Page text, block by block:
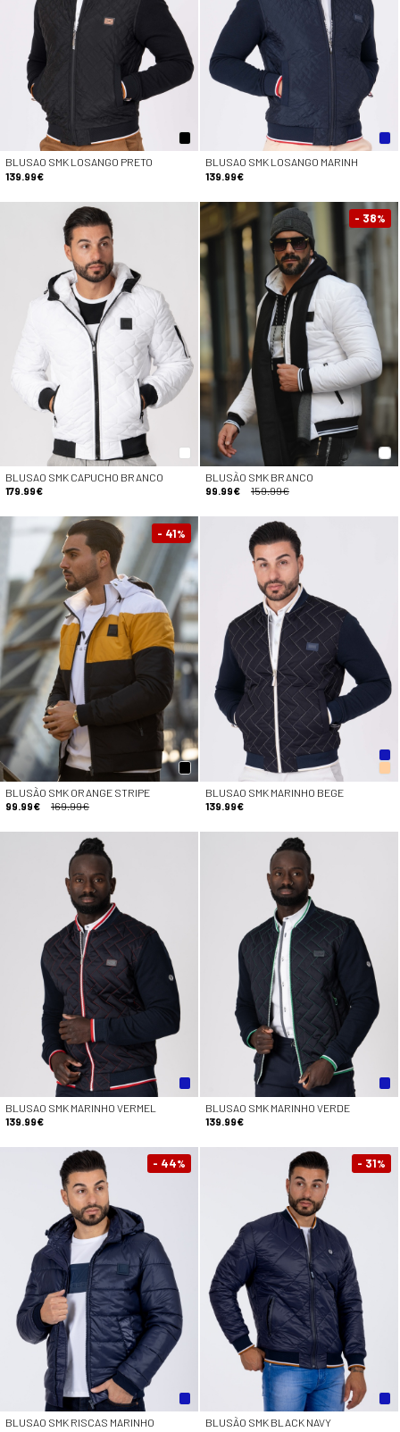
BLUSAO SMK LOSANGO PRETO
139.99€
BLUSAO SMK LOSANGO MARINH
139.99€
BLUSAO SMK CAPUCHO BRANCO
179.99€
- 38%
BLUSÃO SMK BRANCO
99.99€
159.99€
- 41%
BLUSÃO SMK ORANGE STRIPE
99.99€
169.99€
BLUSAO SMK MARINHO BEGE
139.99€
BLUSAO SMK MARINHO VERMEL
139.99€
BLUSAO SMK MARINHO VERDE
139.99€
- 44%
BLUSAO SMK RISCAS MARINHO
- 31%
BLUSÃO SMK BLACK NAVY